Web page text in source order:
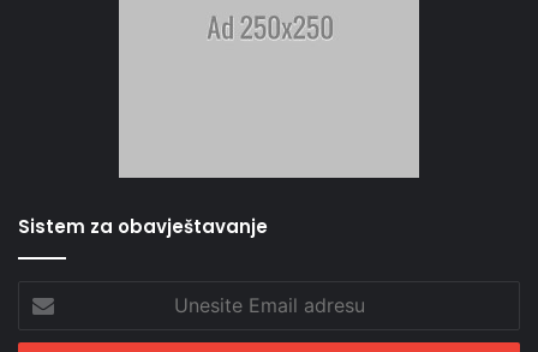
Sistem za obavještavanje
Email
adresu